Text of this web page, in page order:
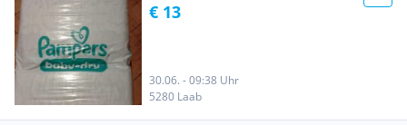
€ 13
30.06. - 09:38 Uhr
5280 Laab